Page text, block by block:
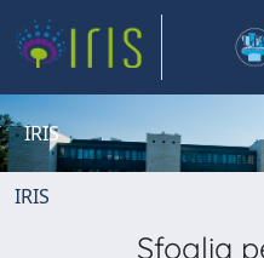
IRIS
IRIS
Sfoglia